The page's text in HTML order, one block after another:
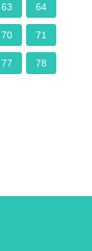
63 64
70 71
77 78